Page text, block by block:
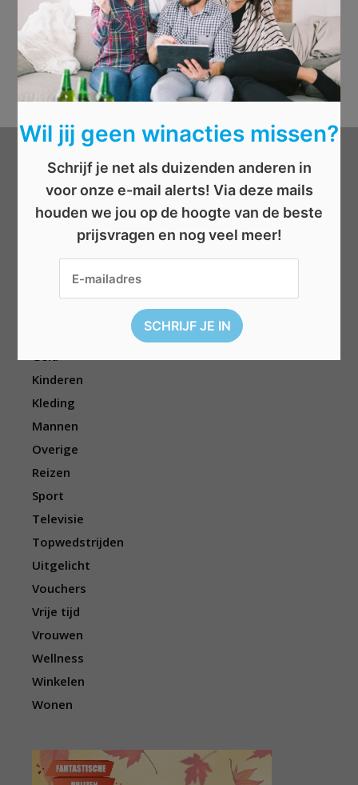
Categorieën
Beauty
Cadeau
Geld
Kinderen
Kleding
Mannen
Overige
Reizen
Sport
Televisie
Topwedstrijden
Uitgelicht
Vouchers
Vrije tijd
Vrouwen
Wellness
Winkelen
Wonen
Wil jij geen winacties missen?
Schrijf je net als duizenden anderen in
voor onze e-mail alerts! Via deze mails
houden we jou op de hoogte van de beste
prijsvragen en nog veel meer!